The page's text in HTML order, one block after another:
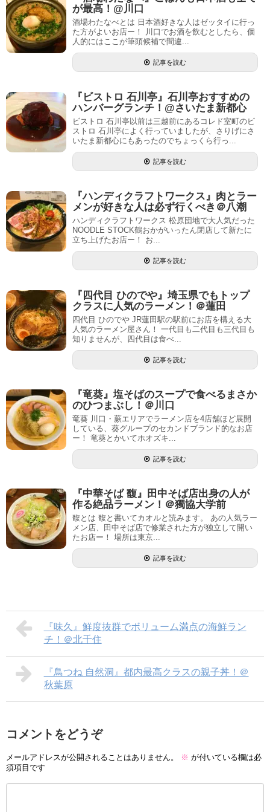
が最高！@川口
酒場わたなべとは 日本酒好きな人はゼッタイに行っ
た方がよいお店ー！ 川口でお酒を飲むとしたら、個
人的にはここが筆頭候補で間違...
記事を読む
『ビストロ 石川亭』石川亭おすすめの
ハンバーグランチ！@さいたま新都心
ビストロ 石川亭以前は三越前にあるコレド室町のビ
ストロ 石川亭によく行っていましたが、さりげにさ
いたま新都心にもあったのでちょっくら行っ...
記事を読む
『ハンディクラフトワークス』肉とラー
メンが好きな人は必ず行くべき＠八潮
ハンディクラフトワークス 松原団地で大人気だった
NOODLE STOCK鶴おかがいったん閉店して新たに
立ち上げたお店ー！ お...
記事を読む
『四代目 ひのでや』埼玉県でもトップ
クラスに人気のラーメン！＠蓮田
四代目 ひのでや JR蓮田駅の駅前にお店を構える大
人気のラーメン屋さん！ 一代目も二代目も三代目も
知りませんが、四代目は食べ...
記事を読む
『竜葵』塩そばのスープで食べるまさか
のひつまぶし！＠川口
竜葵 川口・蕨エリアでラーメン店を4店舗ほど展開
している、葵グループのセカンドブランド的なお店
ー！ 竜葵とかいてホオズキ...
記事を読む
『中華そば 馥』田中そば店出身の人が
作る絶品ラーメン！＠獨協大学前
馥とは 馥と書いてカオルと読みます。 あの人気ラー
メン店、田中そば店で修業された方が独立して開い
たお店ー！ 場所は東京...
記事を読む
『味久』鮮度抜群でボリューム満点の海鮮ラン
チ！＠北千住
『鳥つね 自然洞』都内最高クラスの親子丼！＠
秋葉原
コメントをどうぞ
メールアドレスが公開されることはありません。 ※ が付いている欄は必
須項目です